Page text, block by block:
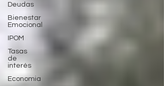
Deudas
Bienestar
Emocional
IPOM
Tasas
de
interés
Economia